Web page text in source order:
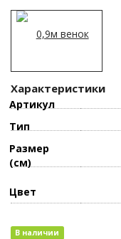
Характеристики
Артикул
Тип
Размер
(см)
Цвет
В наличии